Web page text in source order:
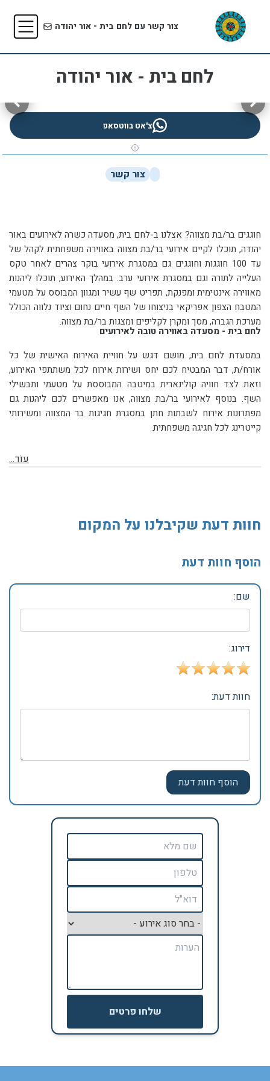
צור קשר עם לחם בית - אור יהודה
לחם בית - אור יהודה
צ'אט בווטסאפ
צור קשר
חוגגים בר/בת מצווה? אצלנו ב-לחם בית, מסעדה כשרה לאירועים באור
יהודה, תוכלו לקיים אירועי בר/בת מצווה באווירה משפחתית לקהל של
עד 100 חוגגות וחוגגים גם במסגרת אירועי בוקר צהרים לאחר טקס
העלייה לתורה וגם במסגרת אירועי ערב. במהלך האירוע, תוכלו ליהנות
מאווירה אינטימית ומפנקת, תפריט שף עשיר ומגוון המבוסס על מטעמי
המטבח הצפון אפריקאי בניצוחו של השף חיים נחום וציוד נלווה הכולל
מערכת הגברה, מסך ומקרן לקליפים ומצגות בר/בת מצווה.
לחם בית - מסעדה באווירה טובה לאירועים
במסעדת לחם בית, מושם דגש על חוויית האירוח האישית של כל
אורח/ת, דבר המבטיח לכם יחס ושירות אירוח לכל משתתפי האירוע,
וזאת לצד חוויה קולינארית במיטבה המבוססת על מטעמי ותבשילי
השף. בנוסף לאירועי בר/בת מצווה, אנו מאפשרים לכם ליהנות גם
מפתרונות אירוח לשבתות חתן במסגרת חגיגות בר המצווה ומשירותי
קייטרינג לכל חגיגה משפחתית.
עוֹד...
חוות דעת שקיבלנו על המקום
הוסף חוות דעת
שם:
דירוג:
חוות דעת:
שלחו פרטים